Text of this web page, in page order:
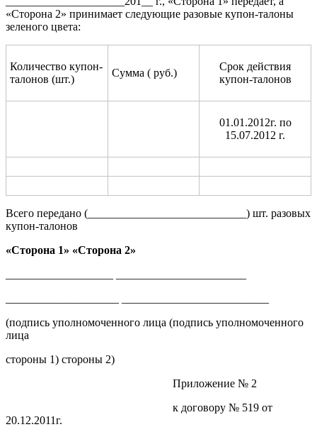
«Сторона 2» принимает следующие разовые купон-талоны
зеленого цвета:
Количество купон-
талонов (шт.)
Сумма ( руб.)
Срок действия
купон-талонов
01.01.2012г. по
15.07.2012 г.
Всего передано (____________________________) шт. разовых
купон-талонов
«Сторона 1» «Сторона 2»
(подпись уполномоченного лица (подпись уполномоченного
лица
стороны 1) стороны 2)
Приложение № 2
к договору № 519 от
20.12.2011г.